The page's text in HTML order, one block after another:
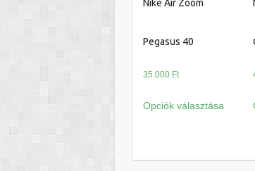
Nike Air Zoom
Pegasus 40
35.000 Ft
Opciók választása
a